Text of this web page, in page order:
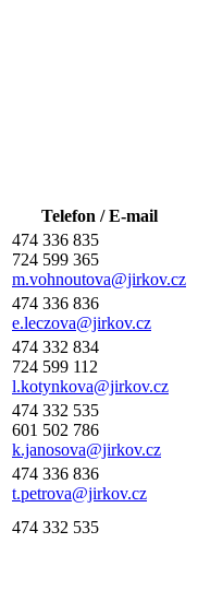
Telefon / E-mail
474 336 835
724 599 365
m.vohnoutova@jirkov.cz
474 336 836
e.leczova@jirkov.cz
474 332 834
724 599 112
l.kotynkova@jirkov.cz
474 332 535
601 502 786
k.janosova@jirkov.cz
474 336 836
t.petrova@jirkov.cz
474 332 535